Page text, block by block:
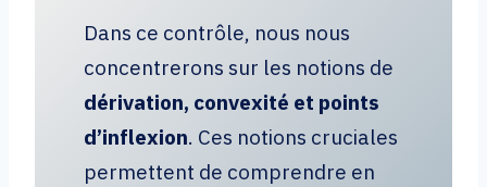
Dans ce contrôle, nous nous
concentrerons sur les notions de
dérivation, convexité et points
d’inflexion. Ces notions cruciales
permettent de comprendre en